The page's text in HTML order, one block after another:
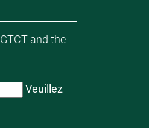
GTCT and the
Veuillez